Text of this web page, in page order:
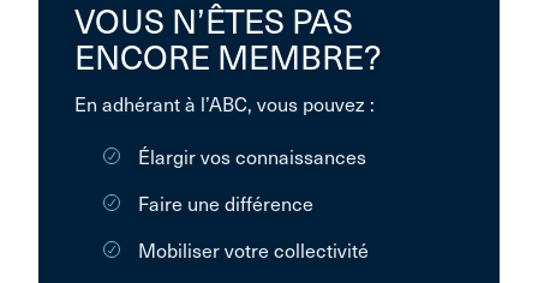
VOUS N’ÊTES PAS
ENCORE MEMBRE?
En adhérant à l’ABC, vous pouvez :
Élargir vos connaissances
Faire une différence
Mobiliser votre collectivité